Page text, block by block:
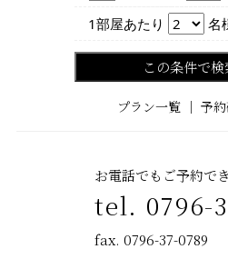
1部屋あたり
人数 名
この条件で検
プラン一覧 ｜ 予
お電話でもご予約でき
tel. 0796-
fax. 0796-37-0789